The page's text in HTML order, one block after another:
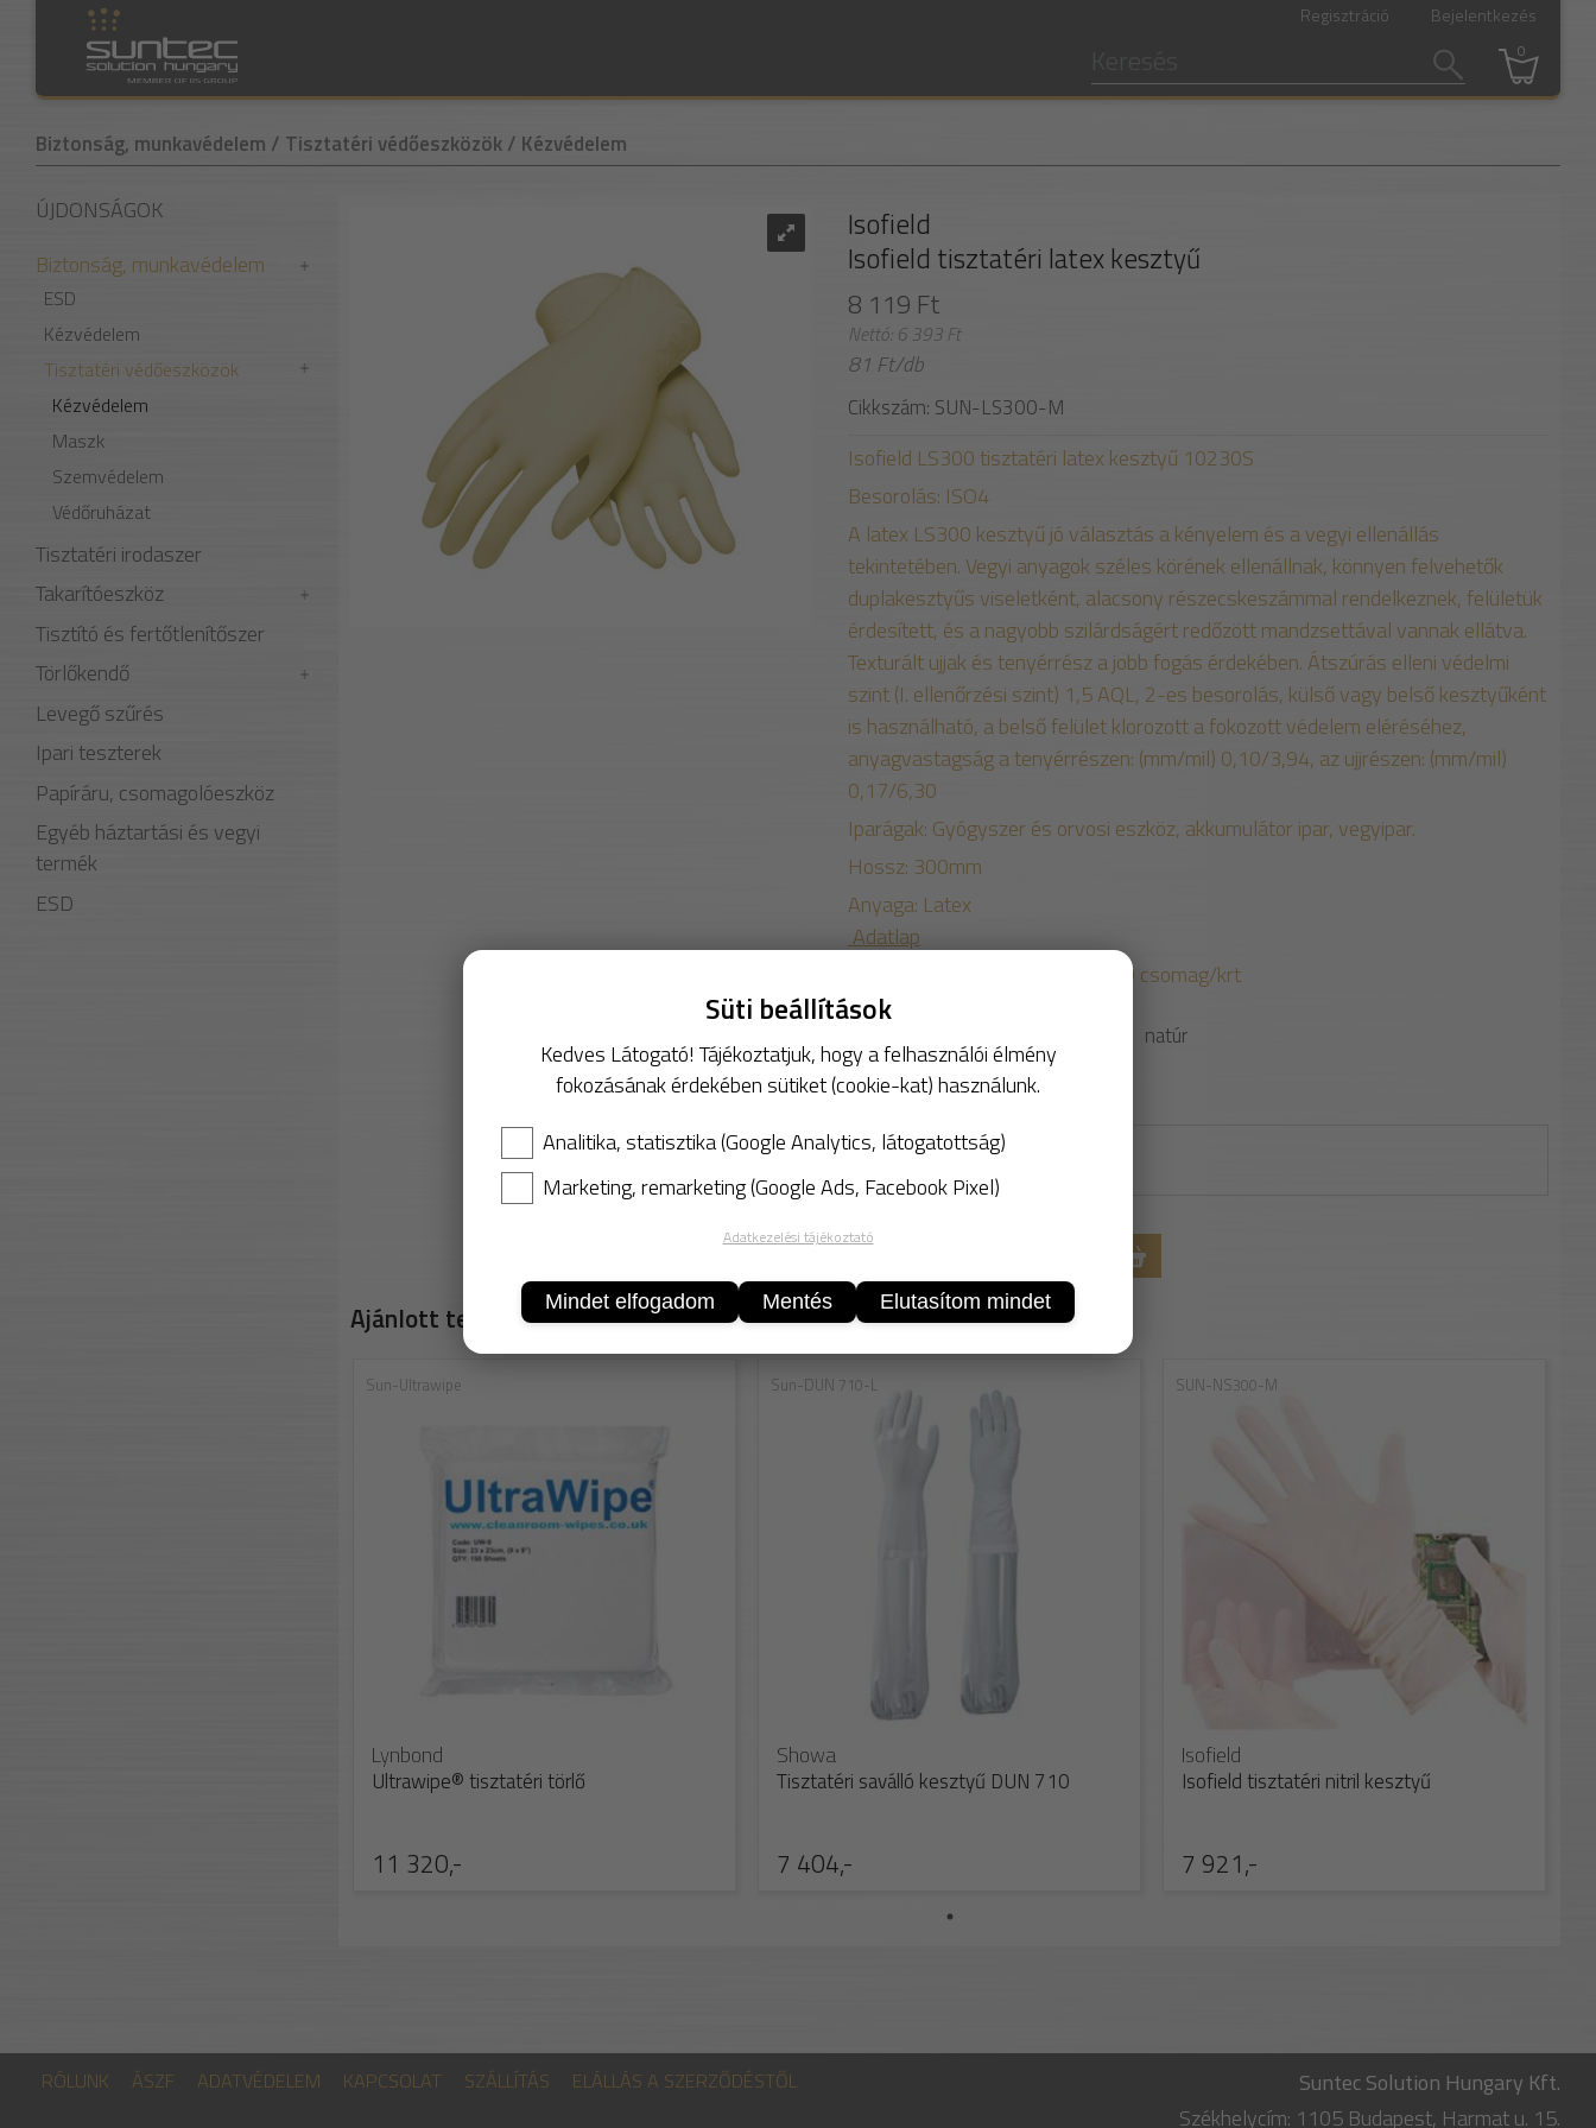
Regisztráció Bejelentkezés
0
Biztonság, munkavédelem / Tisztatéri védőeszközök/ Kézvédelem
Isofield
Isofield tisztatéri latex kesztyű
8 119 Ft
Nettó: 6 393 Ft
81 Ft/db
Cikkszám: SUN-LS300-M
Isofield LS300 tisztatéri latex kesztyű 10230S
Besorolás: ISO4
A latex LS300 kesztyű jó választás a kényelem és a vegyi ellenállás
tekintetében. Vegyi anyagok széles körének ellenállnak, könnyen felvehetők
duplakesztyűs viseletként, alacsony részecskeszámmal rendelkeznek, felületük
érdesített, és a nagyobb szilárdságért redőzött mandzsettával vannak ellátva.
Texturált ujjak és tenyérrész a jobb fogás érdekében. Átszúrás elleni védelmi
szint (I. ellenőrzési szint) 1,5 AQL, 2-es besorolás, külső vagy belső kesztyűként
is használható, a belső felület klorozott a fokozott védelem eléréséhez,
anyagvastagság a tenyérrészen: (mm/mil) 0,10/3,94, az ujjrészen: (mm/mil)
0,17/6,30
Iparágak: Gyógyszer és orvosi eszköz, akkumulátor ipar, vegyipar.
Hossz: 300mm
Anyaga: Latex
Adatlap
Csomagolás: 100 db/csomag, 10 csomag/krt
natúr
Csomagolás:100db/Csomag
Ajánlott termékek
Sun-Ultrawipe
11 320,-
Lynbond
Ultrawipe® tisztatéri törlő
Sun-DUN 710-L
7 404,-
Showa
Tisztatéri saválló kesztyű DUN 710
SUN-NS300-M
7 921,-
Isofield
Isofield tisztatéri nitril kesztyű
ÚJDONSÁGOK
Biztonság, munkavédelem
ESD
Kézvédelem
Tisztatéri védőeszközök
Kézvédelem
Maszk
Szemvédelem
Védőruházat
Tisztatéri irodaszer
Takarítóeszköz
Tisztító és fertőtlenítőszer
Törlőkendő
Levegő szűrés
Ipari teszterek
Papíráru, csomagolóeszköz
Egyéb háztartási és vegyi
termék
ESD
RÓLUNK ÁSZF ADATVÉDELEM KAPCSOLAT SZÁLLÍTÁS ELÁLLÁS A SZERZŐDÉSTŐL
Suntec Solution Hungary Kft.
Székhelycím: 1105 Budapest, Harmat u. 15.
Süti beállítások
Kedves Látogató! Tájékoztatjuk, hogy a felhasználói élmény
fokozásának érdekében sütiket (cookie-kat) használunk.
Analitika, statisztika (Google Analytics, látogatottság)
Marketing, remarketing (Google Ads, Facebook Pixel)
Adatkezelési tájékoztató
Mindet elfogadom Mentés Elutasítom mindet